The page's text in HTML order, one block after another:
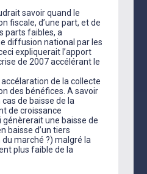
savoir quand le
fiscale, d’une part, et de
parts faibles, a
diffusion national par les
expliquerait l’apport
de 2007 accélérant le
accélaration de la collecte
des bénéfices. A savoir
de baisse de la
de croissance
une baisse de
baisse d’un tiers
marché ?) malgré la
plus faible de la